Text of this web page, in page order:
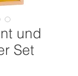
und
Set